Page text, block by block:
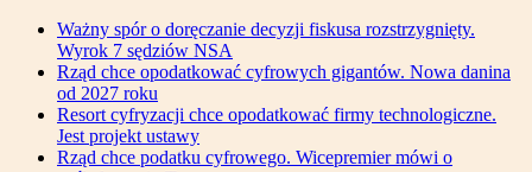
Ważny spór o doręczanie decyzji fiskusa rozstrzygnięty.
Wyrok 7 sędziów NSA
Rząd chce opodatkować cyfrowych gigantów. Nowa danina
od 2027 roku
Resort cyfryzacji chce opodatkować firmy technologiczne.
Jest projekt ustawy
Rząd chce podatku cyfrowego. Wicepremier mówi o